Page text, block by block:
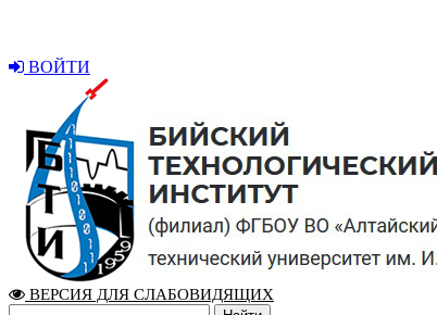
ВОЙТИ
ВЕРСИЯ ДЛЯ СЛАБОВИДЯЩИХ